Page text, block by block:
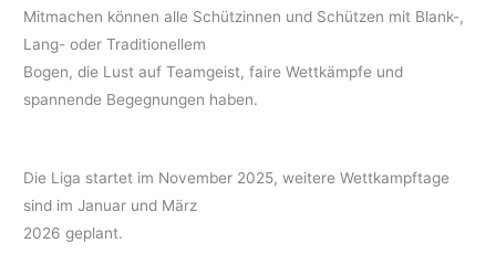
Mitmachen können alle Schützinnen und Schützen mit Blank-,
Lang- oder Traditionellem
Bogen, die Lust auf Teamgeist, faire Wettkämpfe und
spannende Begegnungen haben.
Die Liga startet im November 2025, weitere Wettkampftage
sind im Januar und März
2026 geplant.